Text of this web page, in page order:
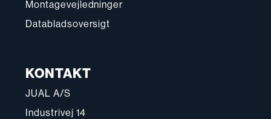
Montagevejledninger
Databladsoversigt
KONTAKT
JUAL A/S
Industrivej 14